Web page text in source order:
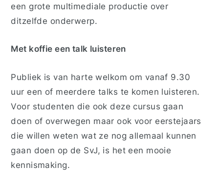
een grote multimediale productie over
ditzelfde onderwerp.
Met koffie een talk luisteren
Publiek is van harte welkom om vanaf 9.30
uur een of meerdere talks te komen luisteren.
Voor studenten die ook deze cursus gaan
doen of overwegen maar ook voor eerstejaars
die willen weten wat ze nog allemaal kunnen
gaan doen op de SvJ, is het een mooie
kennismaking.